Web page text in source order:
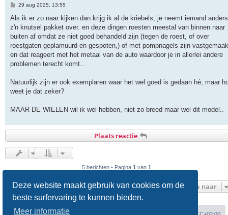
Deze website maakt gebruik van cookies om de
beste surfervaring te kunnen bieden.
Meer informatie
B
r
c
h
29 aug 2025, 13:55
Als ik er zo naar kijken dan krijg ik al de kriebels, je neemt iemand anders
z'n knutsel pakket over. en deze dingen roesten meestal van binnen naar
buiten af omdat ze niet goed behandeld zijn (tegen de roest, of over
roestgaten geplamuurd en gespoten,) of met pompnagels zijn
en dat reageert met het metaal van de auto waardoor je in allerlei andere
problemen terecht komt...
Natuurlijk zijn er ook exemplaren waar het wel goed is gedaan hé, maar
weet je dat zeker?
MAAR DE WIELEN wil ik wel hebben, niet zo breed maar wel dit model..
Plaats reactie
5 berichten • Pagina 1 van 1
Ga naar